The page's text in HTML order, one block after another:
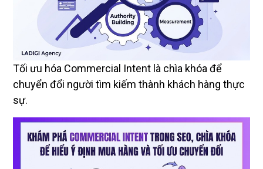
Tối ưu hóa Commercial Intent là chìa khóa để
chuyển đổi người tìm kiếm thành khách hàng thực
sự.